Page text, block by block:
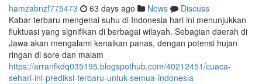
hamzabnzf775473 63 days ago News
Discuss
Kabar terbaru mengenai suhu di Indonesia hari ini menunjukkan
fluktuasi yang signifikan di berbagai wilayah. Sebagian daerah di
Jawa akan mengalami kenaikan panas, dengan potensi hujan
ringan di sore dan malam
https://arranfkdq035195.blogspothub.com/40212451/cuaca-
sehari-ini-prediksi-terbaru-untuk-semua-indonesia